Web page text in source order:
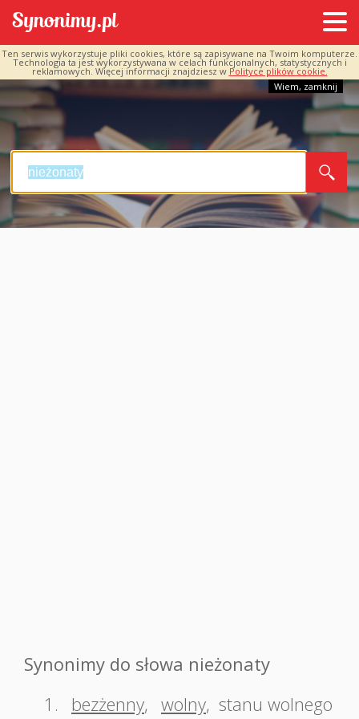
Ten serwis wykorzystuje pliki cookies, które są zapisywane na Twoim komputerze.
Technologia ta jest wykorzystywana w celach funkcjonalnych, statystycznych i
reklamowych. Więcej informacji znajdziesz w Polityce plików cookie.
Wiem, zamknij
Synonimy do słowa nieżonaty
1.
bezżenny, wolny, stanu wolnego